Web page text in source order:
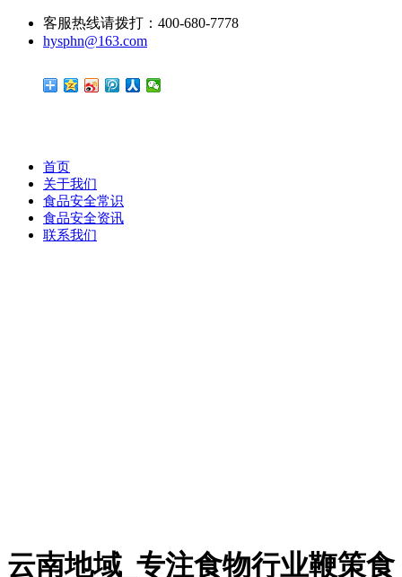
客服热线请拨打：400-680-7778
hysphn@163.com
首页
关于我们
食品安全常识
食品安全资讯
联系我们
云南地域_专注食物行业鞭策食